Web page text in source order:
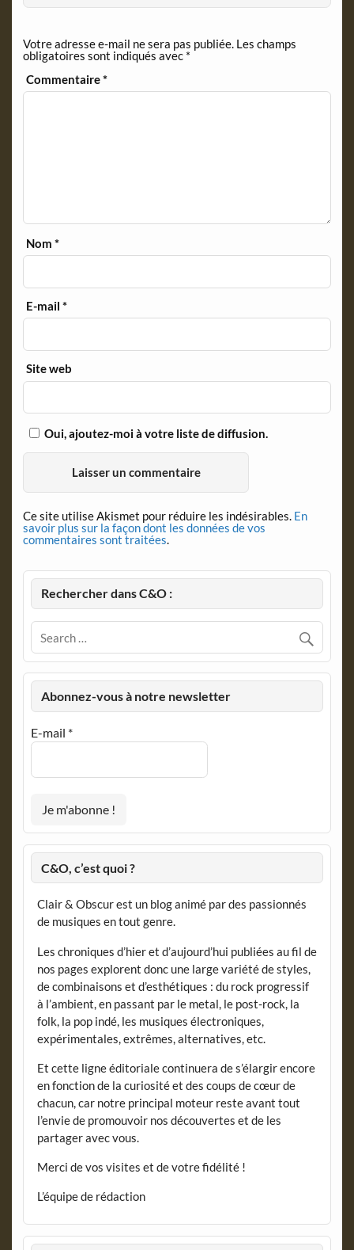
n
l
y
Votre adresse e-mail ne sera pas publiée. Les champs
obligatoires sont indiqués avec *
Commentaire*
Nom*
E-mail*
Site web
Oui, ajoutez-moi à votre liste de diffusion.
Ce site utilise Akismet pour réduire les indésirables. En
savoir plus sur la façon dont les données de vos
commentaires sont traitées.
Rechercher dans C&O :
Abonnez-vous à notre newsletter
E-mail *
C&O, c’est quoi ?
Clair & Obscur est un blog animé par des passionnés
de musiques en tout genre.
Les chroniques d’hier et d’aujourd’hui publiées au fil de
nos pages explorent donc une large variété de styles,
de combinaisons et d’esthétiques : du rock progressif
à l’ambient, en passant par le metal, le post-rock, la
folk, la pop indé, les musiques électroniques,
expérimentales, extrêmes, alternatives, etc.
Et cette ligne éditoriale continuera de s’élargir encore
en fonction de la curiosité et des coups de cœur de
chacun, car notre principal moteur reste avant tout
l’envie de promouvoir nos découvertes et de les
partager avec vous.
Merci de vos visites et de votre fidélité !
L’équipe de rédaction